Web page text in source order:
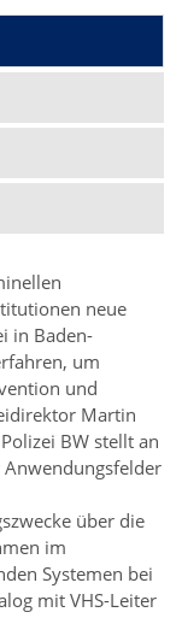
neue
in Baden-
um
und
Martin
BW stellt an
über die
im
Systemen bei
mit VHS-Leiter